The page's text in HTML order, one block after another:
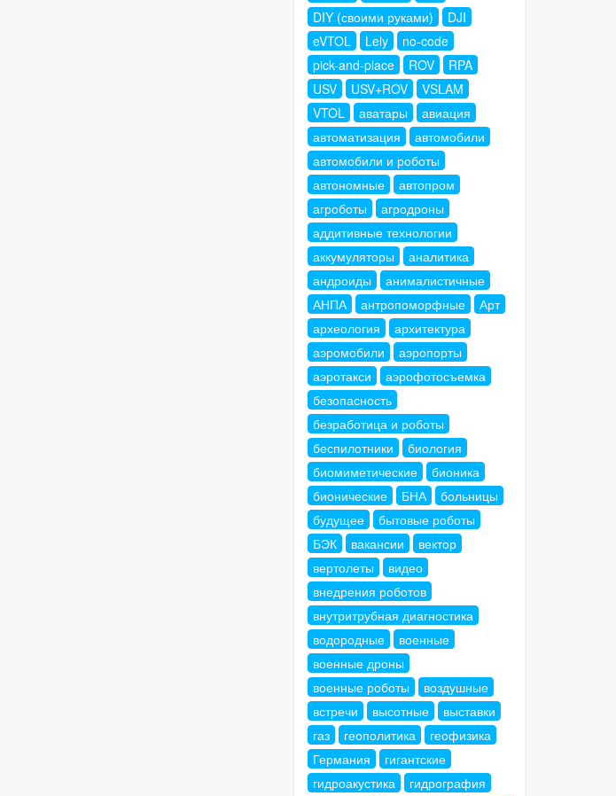
DIY (своими руками)
DJI
eVTOL
Lely
no-code
pick-and-place
ROV
RPA
USV
USV+ROV
VSLAM
VTOL
аватары
авиация
автоматизация
автомобили
автомобили и роботы
автономные
автопром
агроботы
агродроны
аддитивные технологии
аккумуляторы
аналитика
андроиды
анималистичные
АНПА
антропоморфные
Арт
археология
архитектура
аэромобили
аэропорты
аэротакси
аэрофотосъемка
безопасность
безработица и роботы
беспилотники
биология
биомиметические
бионика
бионические
БНА
больницы
будущее
бытовые роботы
БЭК
вакансии
вектор
вертолеты
видео
внедрения роботов
внутритрубная диагностика
водородные
военные
военные дроны
военные роботы
воздушные
встречи
высотные
выставки
газ
геополитика
геофизика
Германия
гигантские
гидроакустика
гидрография